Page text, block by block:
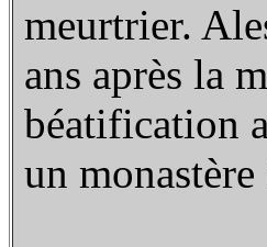
meurtrier.
ans après la
béatification
un